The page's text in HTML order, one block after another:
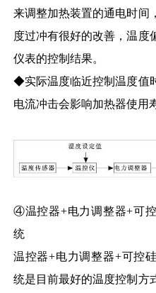
来调整加热装置的通电时间
度过冲有很好的改善，温度
仪表的控制结果。
◆实际温度临近控制温度值
电流冲击会影响加热器使用
④温控器+电力调整器+可
统
温控器+电力调整器+可控
统是目前最好的温度控制方